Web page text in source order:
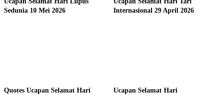
Sedunia 10 Mei 2026
Internasional 29 April 2026
Quotes Ucapan Selamat Hari
Ucapan Selamat Hari